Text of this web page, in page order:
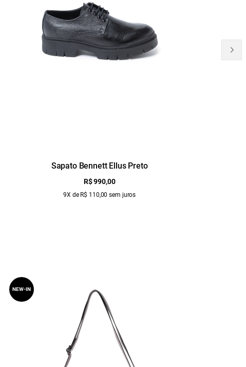
Sapato Bennett Ellus Preto
R$ 990,00
9X de R$ 110,00 sem juros
NEW-IN